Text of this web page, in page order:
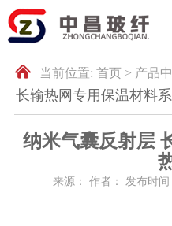
当前位置: 首页 > 产品
长输热网专用保温材料
纳米气囊反射层
来源： 作者： 发布时间